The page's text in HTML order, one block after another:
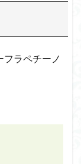
フラペチーノ